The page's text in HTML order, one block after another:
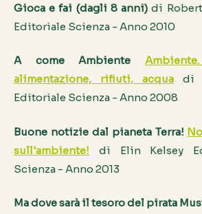
Gioca e fai (dagli 8 anni)di
Editoriale Scienza - Anno 2010
A come Ambiente
alimentazione, rifiuti, acqua di
Editoriale Scienza - Anno 2008
Buone notizie dal pianeta Terra!
sull'ambiente! di Elin Kelsey
Scienza - Anno 2013
Ma dove sarà il tesoro del pirata